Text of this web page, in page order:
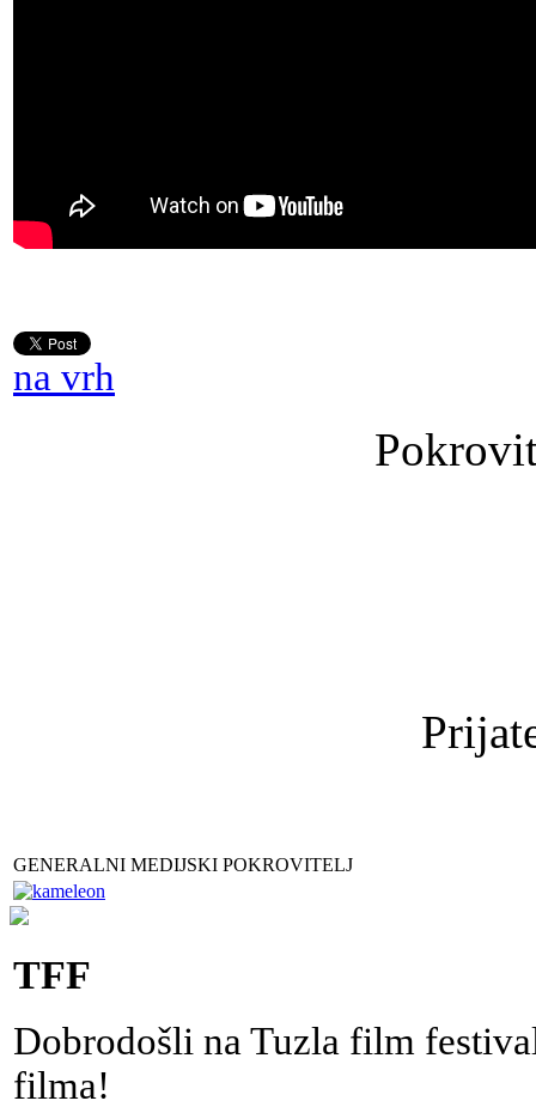
na vrh
GENERALNI MEDIJSKI POKROVITELJ
TFF
Dobrodošli na Tuzla film
filma!